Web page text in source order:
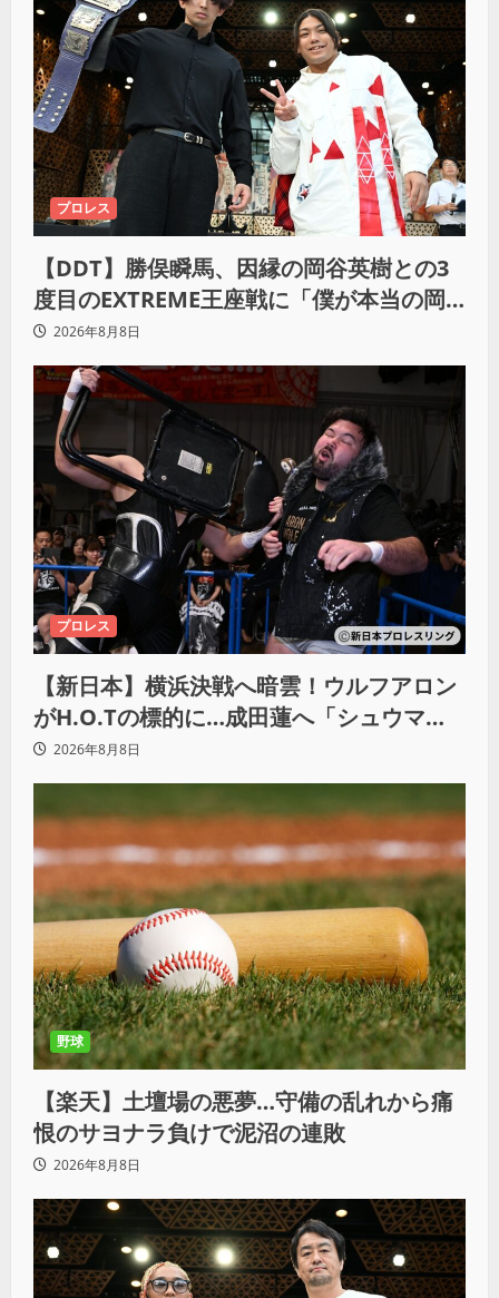
プロレス
【DDT】勝俣瞬馬、因縁の岡谷英樹との3
度目のEXTREME王座戦に「僕が本当の岡
谷英樹を引き出して獲りたい」
2026年8月8日
プロレス
【新日本】横浜決戦へ暗雲！ウルフアロン
がH.O.Tの標的に…成田蓮へ「シュウマイ
にしてやる」と怒り爆発
2026年8月8日
野球
【楽天】土壇場の悪夢…守備の乱れから痛
恨のサヨナラ負けで泥沼の連敗
2026年8月8日